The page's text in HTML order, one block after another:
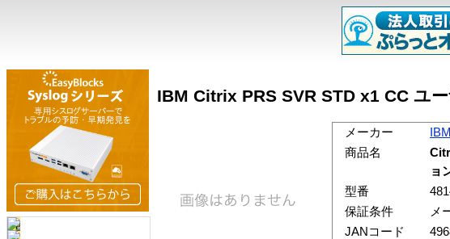
IBM Citrix PRS SVR STD x1 CC ユ
メーカー
IBM
商品名
ョ
型番
保証条件
メ
JANコード